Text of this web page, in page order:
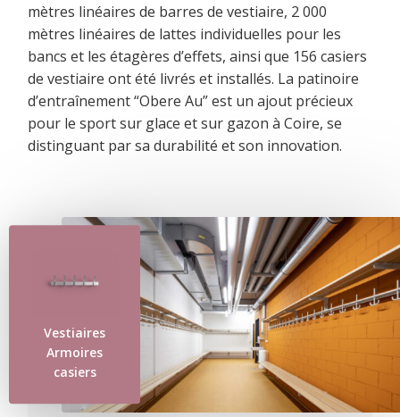
mètres linéaires de barres de vestiaire, 2 000
mètres linéaires de lattes individuelles pour les
bancs et les étagères d’effets, ainsi que 156 casiers
de vestiaire ont été livrés et installés. La patinoire
d’entraînement “Obere Au” est un ajout précieux
pour le sport sur glace et sur gazon à Coire, se
distinguant par sa durabilité et son innovation.
Vestiaires
Armoires
casiers